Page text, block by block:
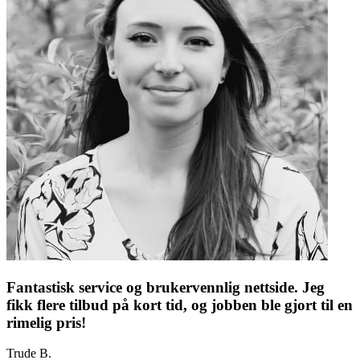
Fantastisk service og brukervennlig nettside. Jeg
fikk flere tilbud på kort tid, og jobben ble gjort til en
rimelig pris!
Trude B.